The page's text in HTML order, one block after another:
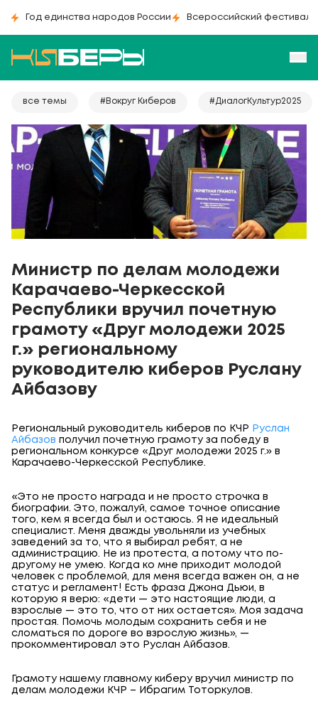
Год единства народов России Всероссийский фестиваль
все темы #Вокруг Киберов #ДиалогКультур2025
Министр по делам молодежи
Карачаево-Черкесской
Республики вручил почетную
грамоту «Друг молодежи 2025
г.» региональному
руководителю киберов Руслану
Айбазову
Региональный руководитель киберов по КЧР
Руслан
Айбазов получил почетную грамоту за победу в
региональном конкурсе «Друг молодежи 2025 г.» в
Карачаево-Черкесской Республике.
«Это не просто награда и не просто строчка в
биографии. Это, пожалуй, самое точное описание
того, кем я всегда был и остаюсь. Я не идеальный
специалист. Меня дважды увольняли из учебных
заведений за то, что я выбирал ребят, а не
администрацию. Не из протеста, а потому что по-
другому не умею. Когда ко мне приходит молодой
человек с проблемой, для меня всегда важен он, а не
статус и регламент! Есть фраза Джона Дьюи, в
которую я верю: «дети — это настоящие люди, а
взрослые — это то, что от них остается». Моя задача
простая. Помочь молодым сохранить себя и не
сломаться по дороге во взрослую жизнь», —
прокомментировал это Руслан Айбазов.
Грамоту нашему главному киберу вручил министр по
делам молодежи КЧР – Ибрагим Тоторкулов.